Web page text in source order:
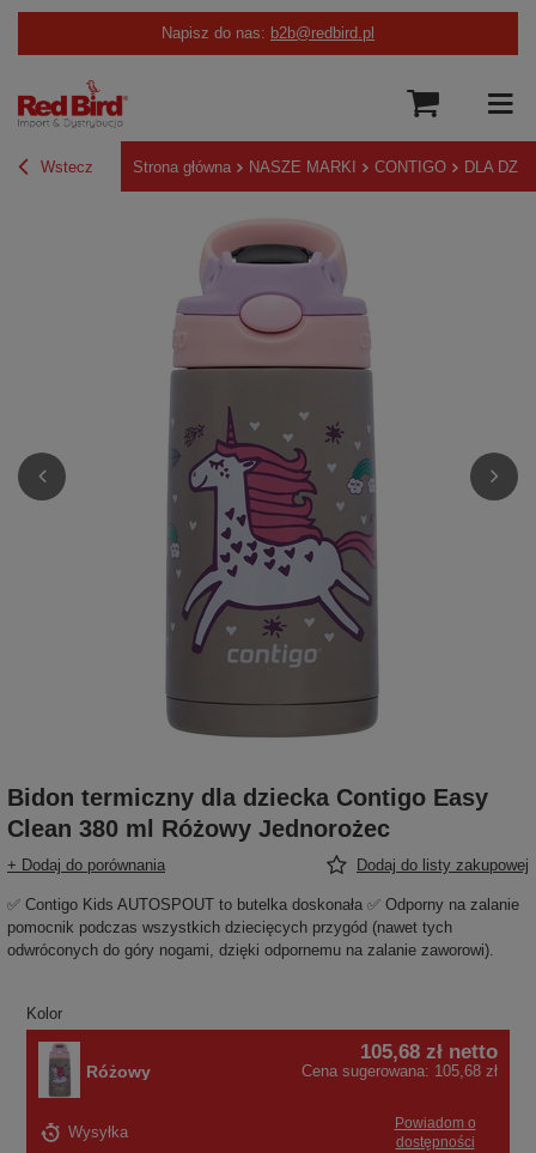
Napisz do nas: b2b@redbird.pl
Wstecz Strona główna NASZE MARKI CONTIGO DLA
Bidon termiczny dla dziecka Contigo Easy
Clean 380 ml Różowy Jednorożec
+ Dodaj do porównania Dodaj do listy zakupowej
✅ Contigo Kids AUTOSPOUT to butelka doskonała ✅ Odporny na zalanie
pomocnik podczas wszystkich dziecięcych przygód (nawet tych
odwróconych do góry nogami, dzięki odpornemu na zalanie zaworowi).
Kolor
Różowy
105,68 zł netto
Cena sugerowana: 105,68 zł
Wysyłka
Powiadom o
dostępności